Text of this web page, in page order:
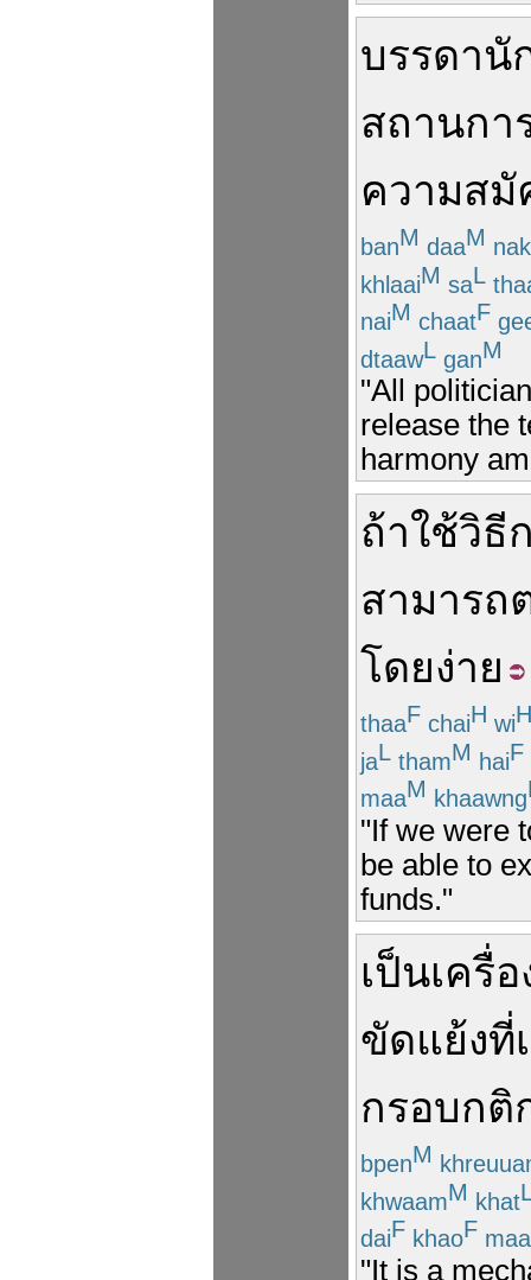
บรรดานั
สถานก
ความสมั
banM daaM nak
khlaaiM saL
naiM chaatF
dtaawL ganM
"All
release the
harmony
ถ้าใช้วิธี
สามารถ
โดยง่าย
thaaF chaiH wiH
jaL thamM haiF
maaM khaawng
"If we were
be able to
funds."
เป็นเครื่
ขัดแย้งที่
กรอบกติ
bpenM
khwaamM khat
daiF khaoF maa
"It is a